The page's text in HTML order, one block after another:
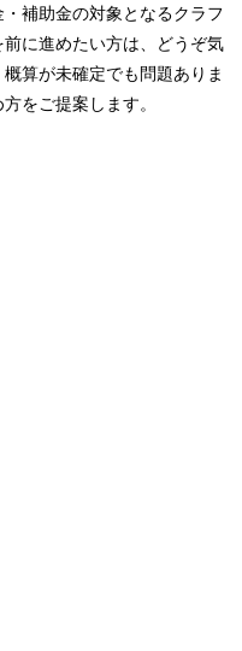
補助金の対象となるクラフ
に進めたい方は、どうぞ気
算が未確定でも問題ありま
をご提案します。